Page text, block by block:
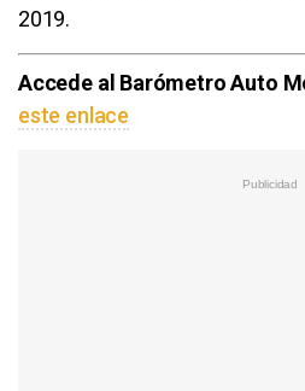
2019.
Accede al Barómetro Auto
este enlace